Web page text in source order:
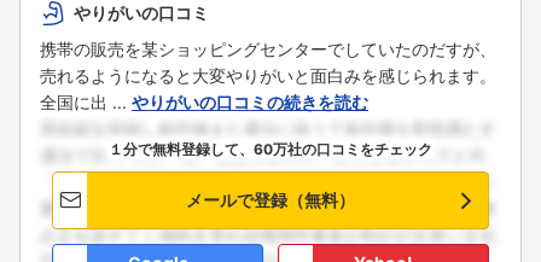
やりがいの口コミ
携帯の販売を某ショッピングセンターでしていたのだすが、
売れるようになると大変やりがいと面白みを感じられます。
全国に出 ... やりがいの口コミの続きを読む
１分で無料登録して、60万社の口コミをチェック
メールで登録（無料）